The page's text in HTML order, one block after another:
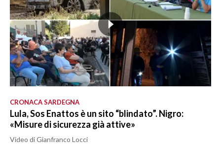
CRONACA SARDEGNA
Lula, Sos Enattos è un sito “blindato”. Nigro:
«Misure di sicurezza già attive»
Video di Gianfranco Locci